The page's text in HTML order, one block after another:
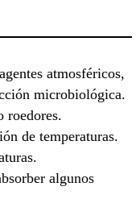
atmosféricos,
microbiológica.
roedores.
de temperaturas.
algunos